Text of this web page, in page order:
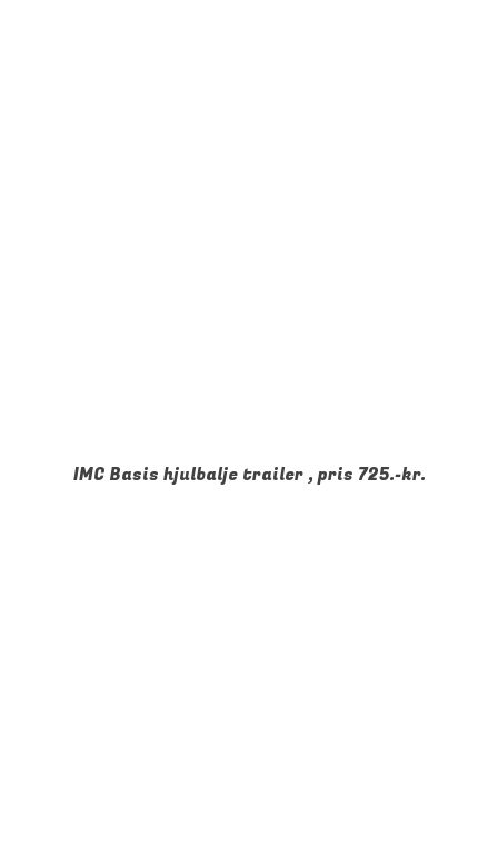
IMC Basis hjulbalje trailer , pris 725.-kr.